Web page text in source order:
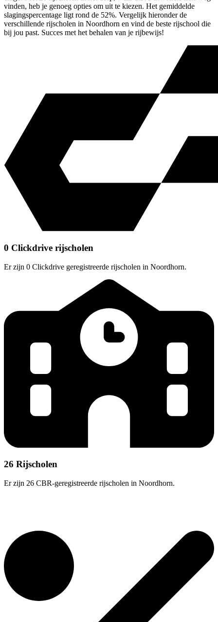
vinden, heb je genoeg opties om uit te kiezen. Het gemiddelde
slagingspercentage ligt rond de 52%. Vergelijk hieronder de
verschillende rijscholen in Noordhorn en vind de beste rijschool die
bij jou past. Succes met het behalen van je rijbewijs!
0 Clickdrive rijscholen
Er zijn 0 Clickdrive geregistreerde rijscholen in Noordhorn.
26 Rijscholen
Er zijn 26 CBR-geregistreerde rijscholen in Noordhorn.